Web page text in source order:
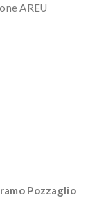
AREU
Pozzaglio